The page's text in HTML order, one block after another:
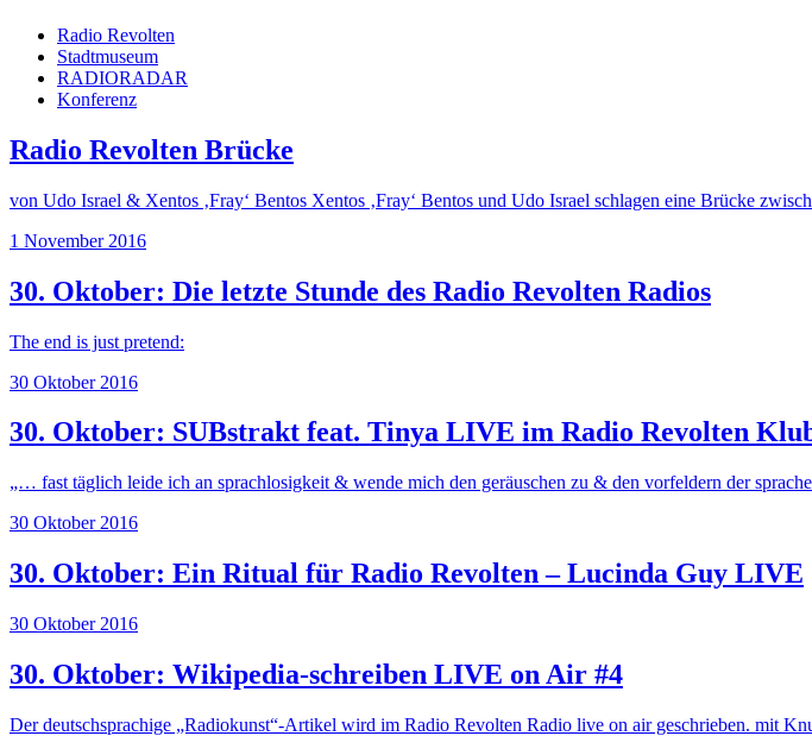
Radio Revolten
Stadtmuseum
RADIORADAR
Konferenz
Radio Revolten Brücke
von Udo Israel & Xentos ‚Fray‘ Bentos Xentos ‚Fray‘ Bentos und Udo Israel schlagen eine Brücke
1 November 2016
30. Oktober: Die letzte Stunde des Radio Revolten Radios
The end is just pretend:
30 Oktober 2016
30. Oktober: SUBstrakt feat. Tinya LIVE im Radio Revolten
„… fast täglich leide ich an sprachlosigkeit & wende mich den geräuschen zu & den vorfeldern der
30 Oktober 2016
30. Oktober: Ein Ritual für Radio Revolten – Lucinda Guy LIVE
30 Oktober 2016
30. Oktober: Wikipedia-schreiben LIVE on Air #4
Der deutschsprachige „Radiokunst“-Artikel wird im Radio Revolten Radio live on air geschrieben. mit